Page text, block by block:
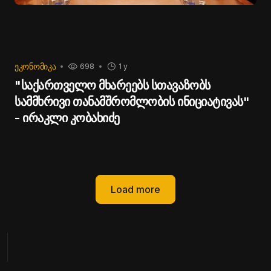
ბიზნესის თავისუფლების გარანტი ამ ქვეყანაში არის
ᲔᲙᲝᲜᲝᲛᲘᲙᲐ 1 y
698
"საქართველო მხარეებს სთავაზობს
სამმხრივი თანამშრომლობის ინიციატივას"
- ირაკლი კობახიძე
Load more